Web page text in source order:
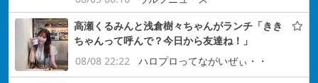
高瀬くるみんと浅倉樹々ちゃんがランチ「きき
ちゃんって呼んで？今日から友達ね！」
08/08 22:22
ハロプロってながいぜぃ・・